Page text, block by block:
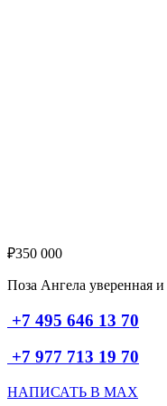
₽350 000
Поза Ангела уверенная
+7 495 646 13 70
+7 977 713 19 70
НАПИСАТЬ В MAX